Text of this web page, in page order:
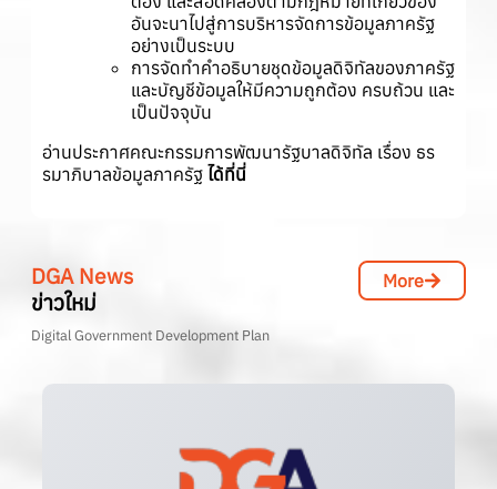
อันจะนาไปสู่การบริหารจัดการข้อมูลภาครัฐ
อย่างเป็นระบบ
การจัดทำคำอธิบายชุดข้อมูลดิจิทัลของภาครัฐ
และบัญชีข้อมูลให้มีความถูกต้อง ครบถ้วน และ
เป็นปัจจุบัน
อ่านประกาศคณะกรรมการพัฒนารัฐบาลดิจิทัล เรื่อง ธร
รมาภิบาลข้อมูลภาครัฐ ได้ที่นี่
DGA News
ข่าวใหม่
More
Digital Government Development Plan